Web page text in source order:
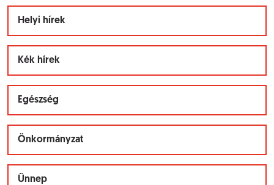
Helyi hírek
Kék hírek
Egészség
Önkormányzat
Ünnep